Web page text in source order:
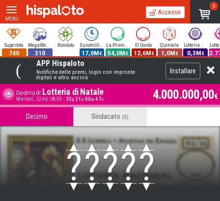
MENU
Accesso
0
Superloto
740
MegaWeekend
310
Bonoloto Euromillions
17,0M€
La Primitiva
54,0M€
El Gordo
12,6M€
Quiniela
1,0M€
Lotteria Nazionale
0,3M€
APP Hispaloto
Notifiche delle premi, login con impronte
digitali e altro ancora
Installare
Decimo di Lotteria di Natale
Martedì, 22 dic 08:00-35g 21o00m47s 4.000.000,00€
Decimo Sindacato (0)
?????